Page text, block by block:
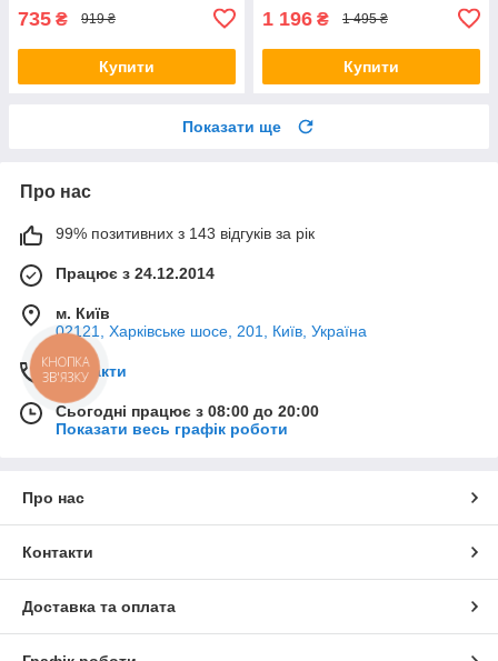
735 ₴ 919 ₴
Купити
1 196 ₴ 1 495 ₴
Купити
Показати ще
Про нас
99% позитивних з 143 відгуків за рік
Працює з 24.12.2014
м. Київ
02121, Харківське шосе, 201, Київ, Україна
Контакти
Сьогодні працює з 08:00 до 20:00
Показати весь графік роботи
Про нас
Контакти
Доставка та оплата
КНОПКА
ЗВ'ЯЗКУ